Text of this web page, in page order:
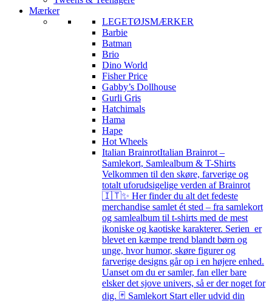
Mærker
LEGETØJSMÆRKER
Barbie
Batman
Brio
Dino World
Fisher Price
Gabby’s Dollhouse
Gurli Gris
Hatchimals
Hama
Hape
Hot Wheels
Italian BrainrotItalian Brainrot –
Samlekort, Samlealbum & T-Shirts
Velkommen til den skøre, farverige og
totalt uforudsigelige verden af Brainrot
🇮🇹✨ Her finder du alt det fedeste
merchandise samlet ét sted – fra samlekort
og samlealbum til t-shirts med de mest
ikoniske og kaotiske karakterer. Serien er
blevet en kæmpe trend blandt børn og
unge, hvor humor, skøre figurer og
farverige designs går op i en højere enhed.
Uanset om du er samler, fan eller bare
elsker det sjove univers, så er der noget for
dig. 🃏 Samlekort Start eller udvid din